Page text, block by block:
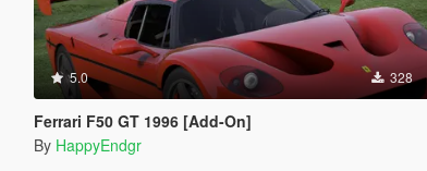
5.0 328
Ferrari F50 GT 1996 [Add-On]
By HappyEndgr